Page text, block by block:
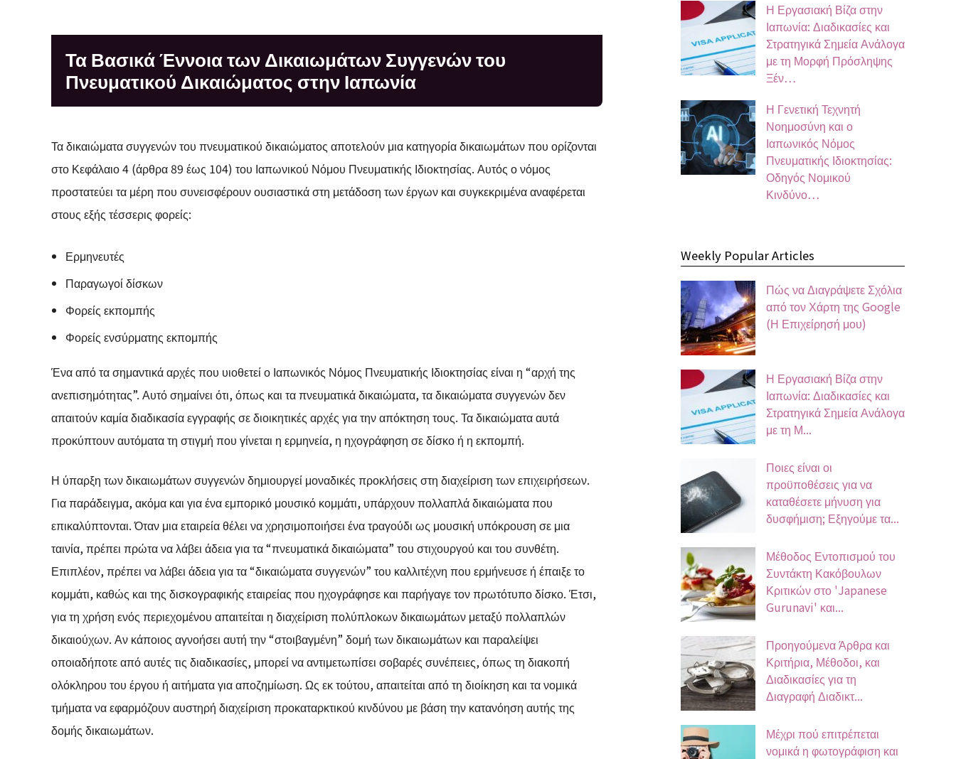
Τα Βασικά Έννοια των Δικαιωμάτων Συγγενών του
Πνευματικού Δικαιώματος στην Ιαπωνία
Τα δικαιώματα συγγενών του πνευματικού δικαιώματος αποτελούν μια κατηγορία δικαιωμάτων που ορίζονται
στο Κεφάλαιο 4 (άρθρα 89 έως 104) του Ιαπωνικού Νόμου Πνευματικής Ιδιοκτησίας. Αυτός ο νόμος
προστατεύει τα μέρη που συνεισφέρουν ουσιαστικά στη μετάδοση των έργων και συγκεκριμένα αναφέρεται
στους εξής τέσσερις φορείς:
Ερμηνευτές
Παραγωγοί δίσκων
Φορείς εκπομπής
Φορείς ενσύρματης εκπομπής
Ένα από τα σημαντικά αρχές που υιοθετεί ο Ιαπωνικός Νόμος Πνευματικής Ιδιοκτησίας είναι η “αρχή της
ανεπισημότητας”. Αυτό σημαίνει ότι, όπως και τα πνευματικά δικαιώματα, τα δικαιώματα συγγενών δεν
απαιτούν καμία διαδικασία εγγραφής σε διοικητικές αρχές για την απόκτηση τους. Τα δικαιώματα αυτά
προκύπτουν αυτόματα τη στιγμή που γίνεται η ερμηνεία, η ηχογράφηση σε δίσκο ή η εκπομπή.
Η ύπαρξη των δικαιωμάτων συγγενών δημιουργεί μοναδικές προκλήσεις στη διαχείριση των επιχειρήσεων.
Για παράδειγμα, ακόμα και για ένα εμπορικό μουσικό κομμάτι, υπάρχουν πολλαπλά δικαιώματα που
επικαλύπτονται. Όταν μια εταιρεία θέλει να χρησιμοποιήσει ένα τραγούδι ως μουσική υπόκρουση σε μια
ταινία, πρέπει πρώτα να λάβει άδεια για τα “πνευματικά δικαιώματα” του στιχουργού και του συνθέτη.
Επιπλέον, πρέπει να λάβει άδεια για τα “δικαιώματα συγγενών” του καλλιτέχνη που ερμήνευσε ή έπαιξε το
κομμάτι, καθώς και της δισκογραφικής εταιρείας που ηχογράφησε και παρήγαγε τον πρωτότυπο δίσκο. Έτσι,
για τη χρήση ενός περιεχομένου απαιτείται η διαχείριση πολύπλοκων δικαιωμάτων μεταξύ πολλαπλών
δικαιούχων. Αν κάποιος αγνοήσει αυτή την “στοιβαγμένη” δομή των δικαιωμάτων και παραλείψει
οποιαδήποτε από αυτές τις διαδικασίες, μπορεί να αντιμετωπίσει σοβαρές συνέπειες, όπως τη διακοπή
ολόκληρου του έργου ή αιτήματα για αποζημίωση. Ως εκ τούτου, απαιτείται από τη διοίκηση και τα νομικά
τμήματα να εφαρμόζουν αυστηρή διαχείριση προκαταρκτικού κινδύνου με βάση την κατανόηση αυτής της
δομής δικαιωμάτων.
Η Εργασιακή Βίζα στην
Ιαπωνία: Διαδικασίες και
Στρατηγικά Σημεία Ανάλογα
με τη Μορφή Πρόσληψης
Ξέν…
Η Γενετική Τεχνητή
Νοημοσύνη και ο
Ιαπωνικός Νόμος
Πνευματικής Ιδιοκτησίας:
Οδηγός Νομικού
Κινδύνο…
Weekly Popular Articles
Πώς να Διαγράψετε Σχόλια
από τον Χάρτη της Google
(Η Επιχείρησή μου)
Η Εργασιακή Βίζα στην
Ιαπωνία: Διαδικασίες και
Στρατηγικά Σημεία Ανάλογα
με τη Μ...
Ποιες είναι οι
προϋποθέσεις για να
καταθέσετε μήνυση για
δυσφήμιση; Εξηγούμε τα...
Μέθοδος Εντοπισμού του
Συντάκτη Κακόβουλων
Κριτικών στο 'Japanese
Gurunavi' και...
Προηγούμενα Άρθρα και
Κριτήρια, Μέθοδοι, και
Διαδικασίες για τη
Διαγραφή Διαδικτ...
Μέχρι πού επιτρέπεται
νομικά η φωτογράφιση και